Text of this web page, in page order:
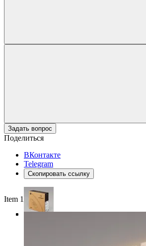
Задать вопрос
Поделиться
ВКонтакте
Telegram
Скопировать ссылку
Item 1 of 4